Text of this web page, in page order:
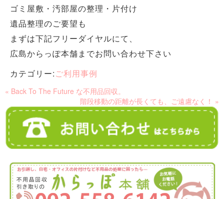
ゴミ屋敷・汚部屋の整理・片付け
遺品整理のご要望も
まずは下記フリーダイヤルにて、
広島からっぽ本舗までお問い合わせ下さい
カテゴリー:ご利用事例
« Back To The Future な不用品回収。
階段移動の距離が長くても、ご遠慮なく！ »